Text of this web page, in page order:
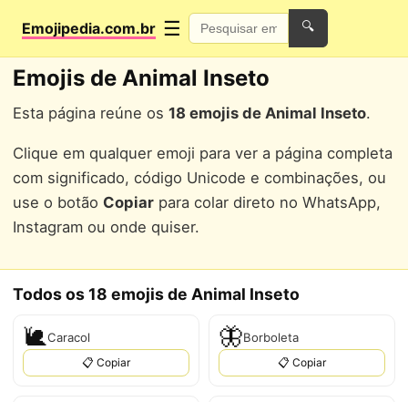
Emojipedia.com.br ☰ 🔍
Emojis de Animal Inseto
Esta página reúne os 18 emojis de Animal Inseto.
Clique em qualquer emoji para ver a página completa
com significado, código Unicode e combinações, ou
use o botão Copiar para colar direto no WhatsApp,
Instagram ou onde quiser.
Todos os 18 emojis de Animal Inseto
🐌Caracol
📋 Copiar
🦋Borboleta
📋 Copiar